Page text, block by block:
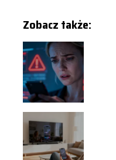
Zobacz także: